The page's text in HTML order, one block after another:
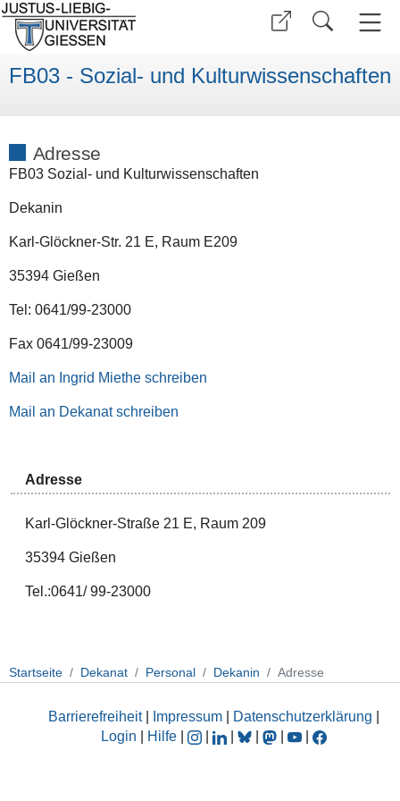
FB03 - Sozial- und Kulturwissenschaften
Adresse
FB03 Sozial- und Kulturwissenschaften
Dekanin
Karl-Glöckner-Str. 21 E, Raum E209
35394 Gießen
Tel: 0641/99-23000
Fax 0641/99-23009
Mail an Ingrid Miethe schreiben
Mail an Dekanat schreiben
Adresse
Karl-Glöckner-Straße 21 E, Raum 209
35394 Gießen
Tel.:0641/ 99-23000
Startseite Dekanat Personal Dekanin Adresse
Barrierefreiheit| Impressum Datenschutzerklärung
Login
Hilfe